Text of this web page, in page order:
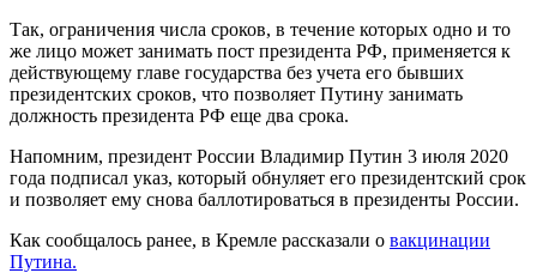
Так, ограничения числа сроков, в течение которых одно и то
же лицо может занимать пост президента РФ, применяется к
действующему главе государства без учета его бывших
президентских сроков, что позволяет Путину занимать
должность президента РФ еще два срока.
Напомним, президент России Владимир Путин 3 июля 2020
года подписал указ, который обнуляет его президентский срок
и позволяет ему снова баллотироваться в президенты России.
Как сообщалось ранее, в Кремле рассказали о вакцинации
Путина.